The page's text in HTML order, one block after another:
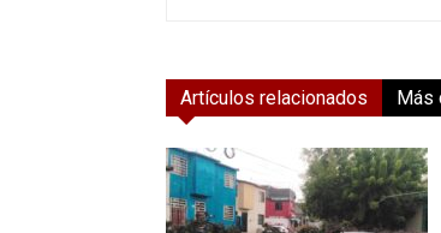
Artículos relacionados Más